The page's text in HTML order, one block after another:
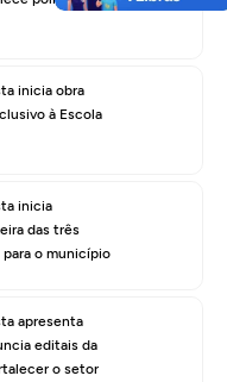
inicia obra
à Escola
inicia
das três
o município
apresenta
editais da
o setor